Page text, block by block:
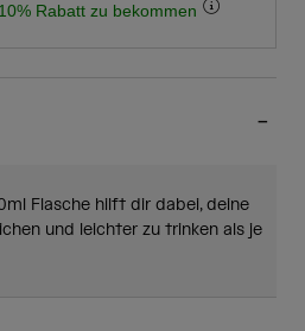
Rabatt zu bekommen
Flasche hilft dir dabei, deine
und leichter zu trinken als je